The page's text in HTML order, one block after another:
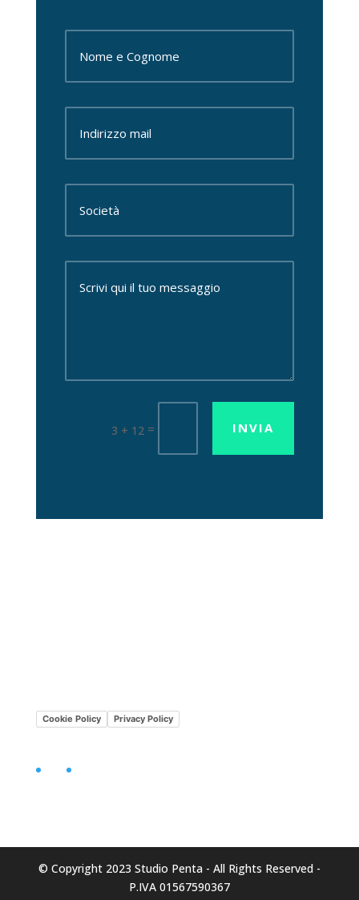
3 + 12 = INVIA
Cookie Policy Privacy Policy
Facebook
© Copyright 2023 Studio Penta - All Rights Reserved -
P.IVA 01567590367